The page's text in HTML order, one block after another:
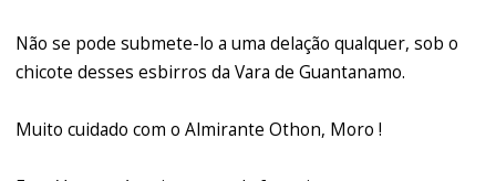
Não se pode submete-lo a uma delação qualquer, sob o
chicote desses esbirros da Vara de Guantanamo.
Muito cuidado com o Almirante Othon, Moro !